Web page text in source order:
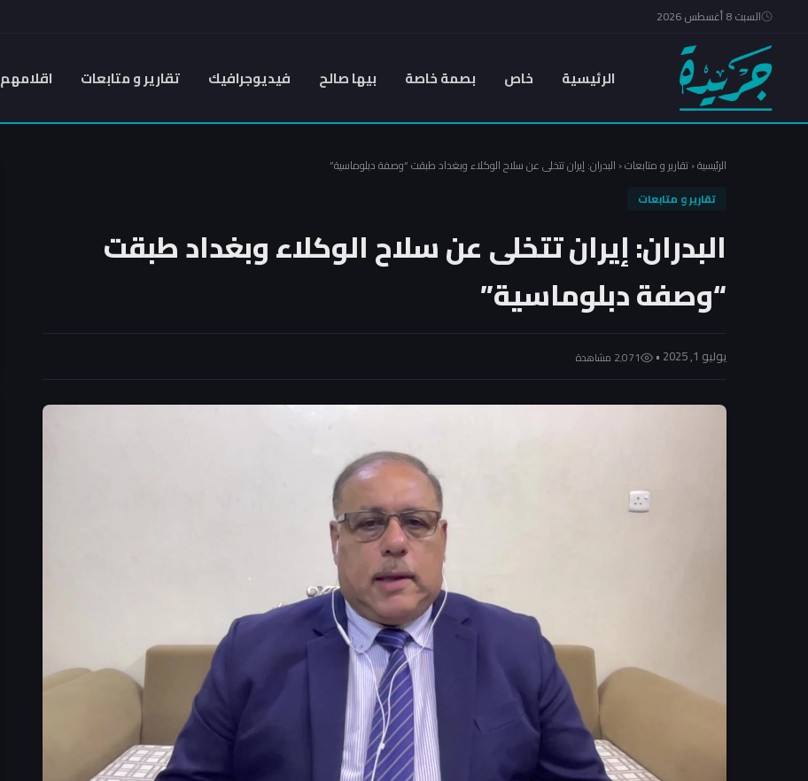
السبت 8 أغسطس 2026
الرئيسية خاص بصمة خاصة بيها صالح فيديوجرافيك تقارير و متابعات اقلامهم
الرئيسية‹تقارير و متابعات‹ البدران: إيران تتخلى عن سلاح الوكلاء وبغداد طبقت “وصفة دبلوماسية”
تقارير و متابعات
البدران: إيران تتخلى عن سلاح الوكلاء وبغداد طبقت
“وصفة دبلوماسية”
يوليو 1, 2025 • 2٬071 مشاهدة